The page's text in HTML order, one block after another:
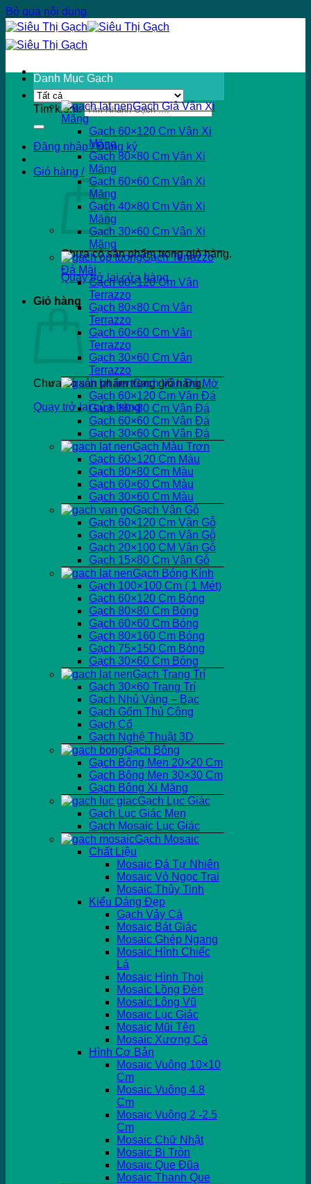
Bỏ qua nội dung
Tìm kiếm:
Đăng nhập / Đăng ký
Giỏ hàng /
Chưa có sản phẩm trong giỏ hàng.
Quay trở lại cửa hàng
Giỏ hàng
Chưa có sản phẩm trong giỏ hàng.
Quay trở lại cửa hàng
Danh Mục Gạch
Gạch Giả Vân Xi
Măng
Gạch 60×120 Cm Vân Xi
Măng
Gạch 80×80 Cm Vân Xi
Măng
Gạch 60×60 Cm Vân Xi
Măng
Gạch 40×80 Cm Vân Xi
Măng
Gạch 30×60 Cm Vân Xi
Măng
Gạch Terrazzo
Đá Mài
Gạch 60×120 Cm Vân
Terrazzo
Gạch 80×80 Cm Vân
Terrazzo
Gạch 60×60 Cm Vân
Terrazzo
Gạch 30×60 Cm Vân
Terrazzo
Gạch Vân Đá Mờ
Gạch 60×120 Cm Vân Đá
Gạch 80×80 Cm Vân Đá
Gạch 60×60 Cm Vân Đá
Gạch 30×60 Cm Vân Đá
Gạch Màu Trơn
Gạch 60×120 Cm Màu
Gạch 80×80 Cm Màu
Gạch 60×60 Cm Màu
Gạch 30×60 Cm Màu
Gạch Vân Gỗ
Gạch 60×120 Cm Vân Gỗ
Gạch 20×120 Cm Vân Gỗ
Gạch 20×100 CM Vân Gỗ
Gạch 15×80 Cm Vân Gỗ
Gạch Bóng Kính
Gạch 100×100 Cm ( 1 Mét)
Gạch 60×120 Cm Bóng
Gạch 80×80 Cm Bóng
Gạch 60×60 Cm Bóng
Gạch 80×160 Cm Bóng
Gạch 75×150 Cm Bóng
Gạch 30×60 Cm Bóng
Gạch Trang Trí
Gạch 30×60 Trang Trí
Gạch Nhủ Vàng – Bạc
Gạch Gốm Thủ Công
Gạch Cổ
Gạch Nghệ Thuật 3D
Gạch Bông
Gạch Bông Men 20×20 Cm
Gạch Bông Men 30×30 Cm
Gạch Bông Xi Măng
Gạch Lục Giác
Gạch Lục Giác Men
Gạch Mosaic Lục Giác
Gạch Mosaic
Chất Liệu
Mosaic Đá Tự Nhiên
Mosaic Vỏ Ngọc Trai
Mosaic Thủy Tinh
Kiểu Dáng Đẹp
Gạch Vảy Cá
Mosaic Bát Giác
Mosaic Ghép Ngang
Mosaic Hình Chiếc
Lá
Mosaic Hình Thoi
Mosaic Lồng Đèn
Mosaic Lông Vũ
Mosaic Lục Giác
Mosaic Mũi Tên
Mosaic Xương Cá
Hình Cơ Bản
Mosaic Vuông 10×10
Cm
Mosaic Vuông 4.8
Cm
Mosaic Vuông 2 -2.5
Cm
Mosaic Chữ Nhật
Mosaic Bi Tròn
Mosaic Que Đũa
Mosaic Thanh Que